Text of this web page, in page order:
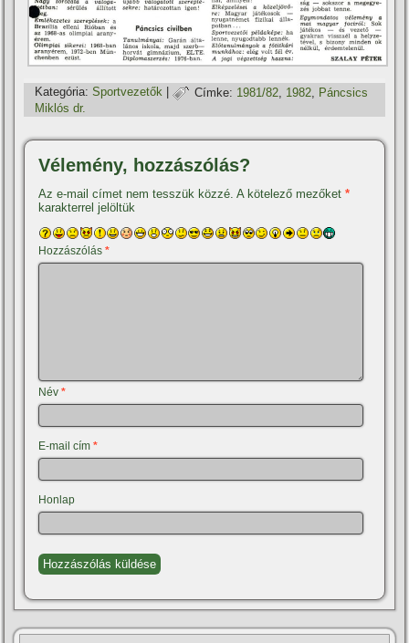
Kategória: Sportvezetők | Címke: 1981/82 1982
Páncsics
Miklós dr.
Vélemény, hozzászólás?
Az e-mail címet nem tesszük közzé. A kötelező mezőket*
karakterrel jelöltük
Hozzászólás*
Név*
E-mail cím*
Honlap